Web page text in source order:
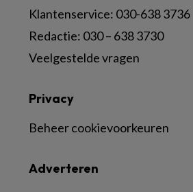
Klantenservice: 030-638 3736
Redactie: 030 – 638 3730
Veelgestelde vragen
Adverteren
Privacy
Beheer cookievoorkeuren